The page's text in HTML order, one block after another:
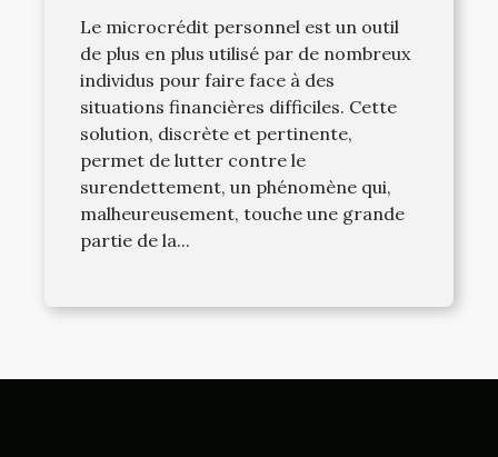
Le microcrédit personnel est un outil
de plus en plus utilisé par de nombreux
individus pour faire face à des
situations financières difficiles. Cette
solution, discrète et pertinente,
permet de lutter contre le
surendettement, un phénomène qui,
malheureusement, touche une grande
partie de la...